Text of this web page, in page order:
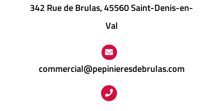
342 Rue de Brulas, 45560 Saint-Denis-en-
Val
commercial@pepinieresdebrulas.com